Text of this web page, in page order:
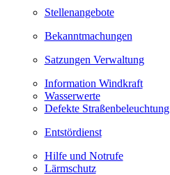
Stellenangebote
Bekanntmachungen
Satzungen Verwaltung
Information Windkraft
Wasserwerte
Defekte Straßenbeleuchtung
Entstördienst
Hilfe und Notrufe
Lärmschutz